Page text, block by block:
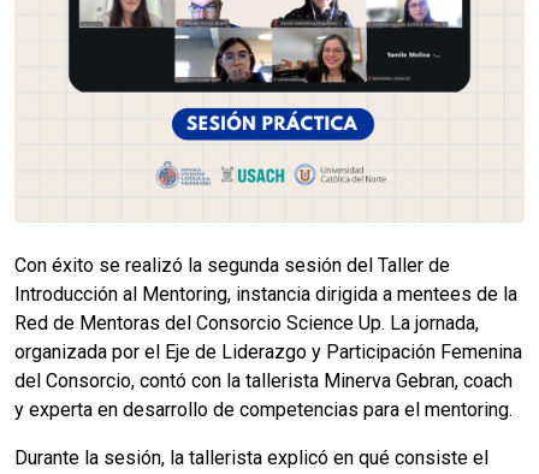
Con éxito se realizó la segunda sesión del Taller de
Introducción al Mentoring, instancia dirigida a mentees de la
Red de Mentoras del Consorcio Science Up. La jornada,
organizada por el Eje de Liderazgo y Participación Femenina
del Consorcio, contó con la tallerista Minerva Gebran, coach
y experta en desarrollo de competencias para el mentoring.
Durante la sesión, la tallerista explicó en qué consiste el